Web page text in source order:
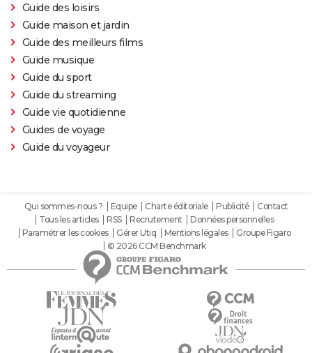
Oh Canada : que vaut le film avec Richard Gere et
Jacob Elordi présenté au Festival de Cannes ?
Guide des loisirs
Guide maison et jardin
Guide des meilleurs films
Guide musique
Guide du sport
Guide du streaming
Guide vie quotidienne
Guides de voyage
Guide du voyageur
Qui sommes-nous ? Equipe Charte éditoriale Publicité
Contact
Tous les articles
RSS Recrutement
Données personnelles
Paramétrer les cookies
Gérer Utiq Mentions légales
Groupe Figaro
© 2026 CCM Benchmark